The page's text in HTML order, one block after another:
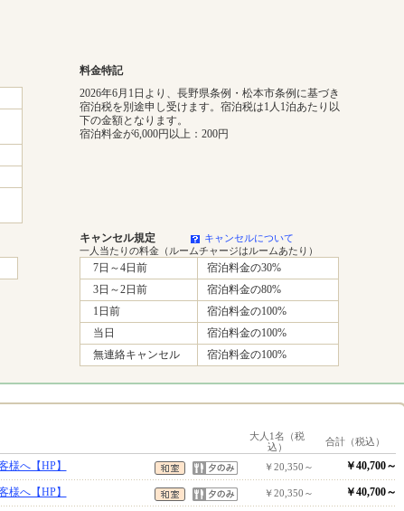
料金特記
2026年6月1日より、長野県条例・松本市条例に基づき
宿泊税を別途申し受けます。宿泊税は1人1泊あたり以
下の金額となります。
宿泊料金が6,000円以上：200円
キャンセル規定
キャンセルについて
一人当たりの料金（ルームチャージはルームあたり）
7日～4日前
宿泊料金の30%
3日～2日前
宿泊料金の80%
1日前
宿泊料金の100%
当日
宿泊料金の100%
無連絡キャンセル
宿泊料金の100%
大人1名（税
込）
合計（税込）
様へ【HP】 ￥20,350～ ￥40,700～
様へ【HP】 ￥20,350～ ￥40,700～